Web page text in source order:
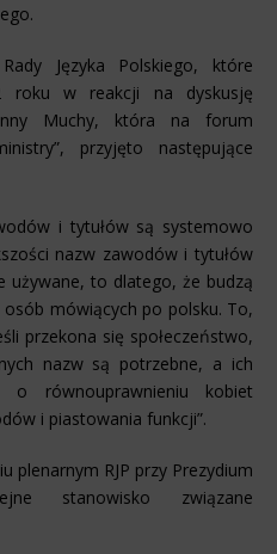
Języka Polskiego, które
roku w reakcji na dyskusję
Muchy, która na forum
przyjęto następujące
i tytułów są systemowo
nazw zawodów i tytułów
używane, to dlatego, że budzą
mówiących po polsku. To,
przekona się społeczeństwo,
nazw są potrzebne, a ich
o równouprawnieniu kobiet
i piastowania funkcji”.
plenarnym RJP przy Prezydium
stanowisko związane